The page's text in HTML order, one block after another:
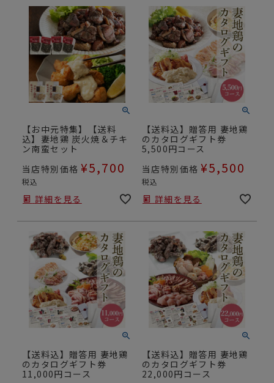
【お中元特集】【送料
込】妻地鶏 炭火焼＆チキ
ン南蛮セット
当店特別価格 ¥5,700
税込
詳細を見る
【送料込】贈答用 妻地鶏
のカタログギフト券
5,500円コース
当店特別価格 ¥5,500
税込
詳細を見る
【送料込】贈答用 妻地鶏
のカタログギフト券
11,000円コース
【送料込】贈答用 妻地鶏
のカタログギフト券
22,000円コース